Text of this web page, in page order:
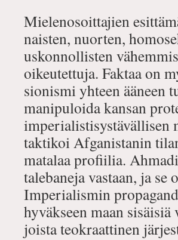
Mielenosoittajien
naisten, nuorten,
uskonnollisten
oikeutettuja. Faktaa on
sionismi yhteen ääneen
manipuloida kansan
imperialistisystävällisen
taktikoi Afganistanin
matalaa profiilia.
talebaneja vastaan, ja
Imperialismin
hyväkseen maan
joista teokraattinen